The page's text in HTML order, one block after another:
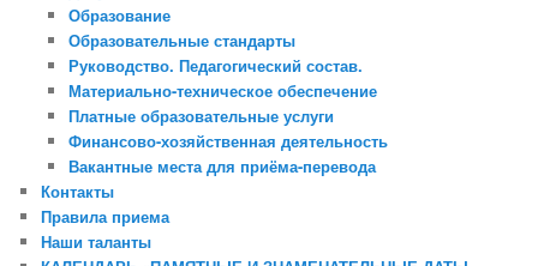
Образование
Образовательные стандарты
Руководство. Педагогический состав.
Материально-техническое обеспечение
Платные образовательные услуги
Финансово-хозяйственная деятельность
Вакантные места для приёма-перевода
Контакты
Правила приема
Наши таланты